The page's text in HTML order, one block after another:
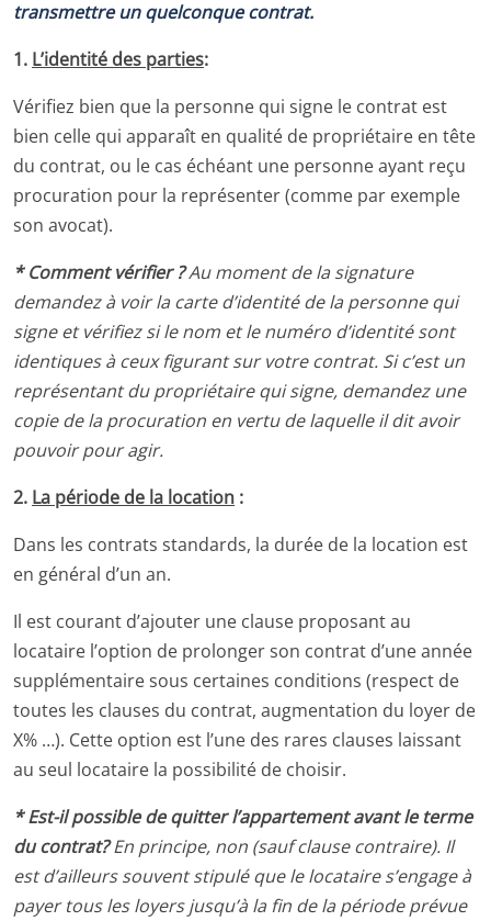
transmettre un quelconque contrat.
1. L’identité des parties:
Vérifiez bien que la personne qui signe le contrat est
bien celle qui apparaît en qualité de propriétaire en tête
du contrat, ou le cas échéant une personne ayant reçu
procuration pour la représenter (comme par exemple
son avocat).
* Comment vérifier ?Au moment de la signature
demandez à voir la carte d’identité de la personne qui
signe et vérifiez si le nom et le numéro d’identité sont
identiques à ceux figurant sur votre contrat. Si c’est un
représentant du propriétaire qui signe, demandez une
copie de la procuration en vertu de laquelle il dit avoir
pouvoir pour agir.
2. La période de la location :
Dans les contrats standards, la durée de la location est
en général d’un an.
Il est courant d’ajouter une clause proposant au
locataire l’option de prolonger son contrat d’une année
supplémentaire sous certaines conditions (respect de
toutes les clauses du contrat, augmentation du loyer de
X% …). Cette option est l’une des rares clauses laissant
au seul locataire la possibilité de choisir.
* Est-il possible de quitter l’appartement avant le terme
du contrat?En principe, non (sauf clause contraire). Il
est d’ailleurs souvent stipulé que le locataire s’engage à
payer tous les loyers jusqu’à la fin de la période prévue